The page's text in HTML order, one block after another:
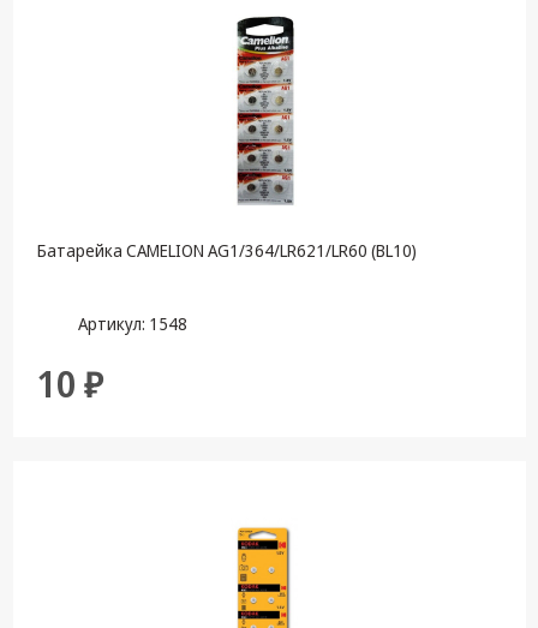
Батарейка CAMELION AG1/364/LR621/LR60 (BL10)
Артикул: 1548
10 ₽